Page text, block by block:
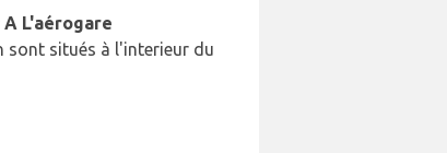
L'aérogare
sont situés à l'interieur du